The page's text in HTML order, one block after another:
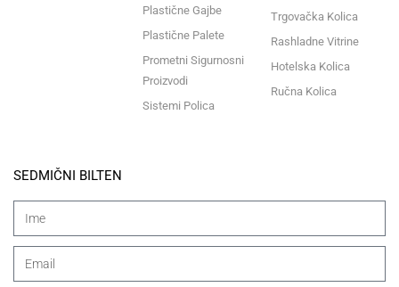
Plastične Gajbe
Plastične Palete
Prometni Sigurnosni
Proizvodi
Sistemi Polica
Trgovačka Kolica
Rashladne Vitrine
Hotelska Kolica
Ručna Kolica
SEDMIČNI BILTEN